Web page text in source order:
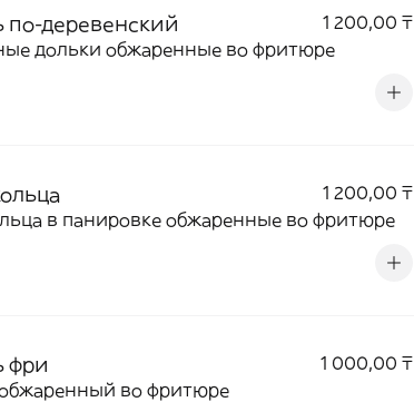
по-деревенский
1 200,00 ₸
дольки обжаренные во фритюре
1 200,00 ₸
в панировке обжаренные во фритюре
фри
1 000,00 ₸
во фритюре